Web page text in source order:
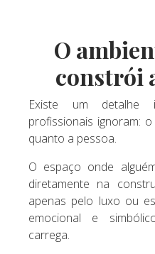
O
constrói
Existe um detalhe
profissionais ignoram: o
quanto a pessoa.
O espaço onde
diretamente na
apenas pelo luxo ou
emocional e
carrega.